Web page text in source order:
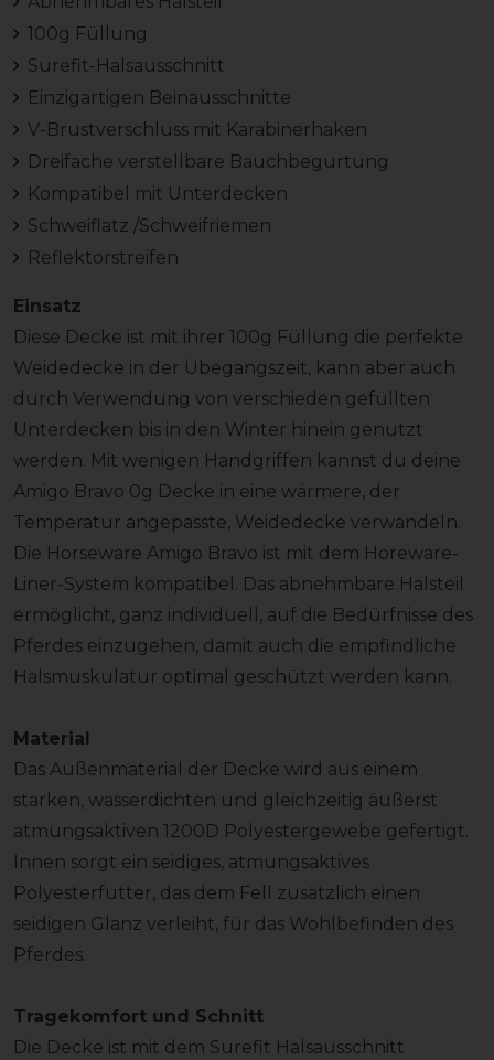
100g Füllung
Surefit-Halsausschnitt
Einzigartigen Beinausschnitte
V-Brustverschluss mit Karabinerhaken
Dreifache verstellbare Bauchbegurtung
Kompatibel mit Unterdecken
Schweiflatz /Schweifriemen
Reflektorstreifen
Einsatz
Diese Decke ist mit ihrer 100g Füllung die perfekte
Weidedecke in der Übegangszeit, kann aber auch
durch Verwendung von verschieden gefüllten
Unterdecken bis in den Winter hinein genutzt
werden. Mit wenigen Handgriffen kannst du deine
Amigo Bravo 0g Decke in eine wärmere, der
Temperatur angepasste, Weidedecke verwandeln.
Die Horseware Amigo Bravo ist mit dem Horeware-
Liner-System kompatibel. Das abnehmbare Halsteil
ermöglicht, ganz individuell, auf die Bedürfnisse des
Pferdes einzugehen, damit auch die empfindliche
Halsmuskulatur optimal geschützt werden kann.
Material
Das Außenmaterial der Decke wird aus einem
starken, wasserdichten und gleichzeitig äußerst
atmungsaktiven 1200D Polyestergewebe gefertigt.
Innen sorgt ein seidiges, atmungsaktives
Polyesterfutter, das dem Fell zusätzlich einen
seidigen Glanz verleiht, für das Wohlbefinden des
Pferdes.
Tragekomfort und Schnitt
Die Decke ist mit dem Surefit Halsausschnitt